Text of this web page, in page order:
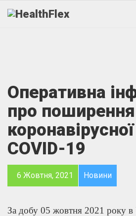
Оперативна
про поширення
COVID-19
6 Жовтня, 2021 Новини
За добу 05 жовтня 2021 року в